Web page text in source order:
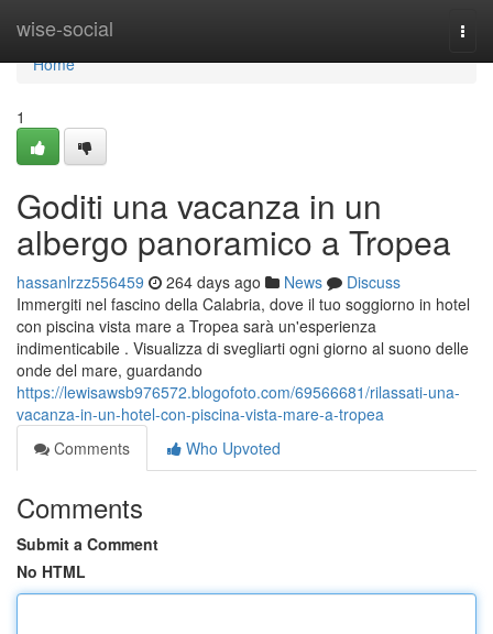
wise-social
Home
Home
1
Goditi una vacanza in un
albergo panoramico a Tropea
hassanlrzz556459 264 days ago News
Discuss
Immergiti nel fascino della Calabria, dove il tuo soggiorno in hotel
con piscina vista mare a Tropea sarà un'esperienza
indimenticabile . Visualizza di svegliarti ogni giorno al suono delle
onde del mare, guardando
https://lewisawsb976572.blogofoto.com/69566681/rilassati-una-
vacanza-in-un-hotel-con-piscina-vista-mare-a-tropea
Comments
Who Upvoted
Comments
Submit a Comment
No HTML